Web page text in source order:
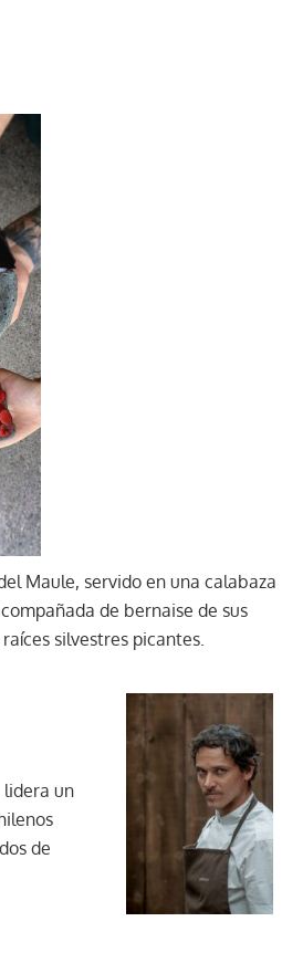
Maule, servido en una calabaza
de bernaise de sus
silvestres picantes.
lidera un
de